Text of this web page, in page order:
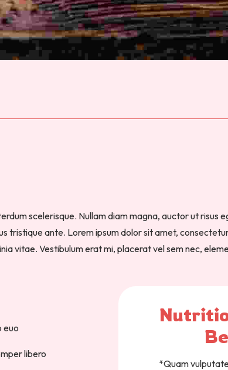
scelerisque. Nullam diam magna, auctor ut risus
tristique ante. Lorem ipsum dolor sit amet,
vitae. Vestibulum erat mi, placerat vel sem nec,
euo
libero
*Quam